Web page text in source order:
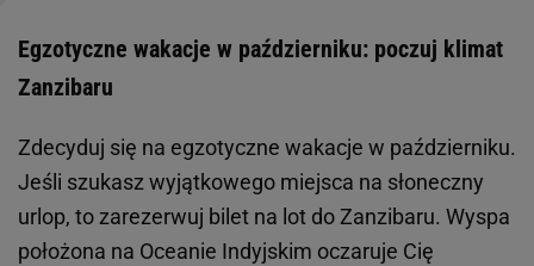
Egzotyczne wakacje w październiku: poczuj klimat
Zanzibaru
Zdecyduj się na egzotyczne wakacje w październiku.
Jeśli szukasz wyjątkowego miejsca na słoneczny
urlop, to zarezerwuj bilet na lot do Zanzibaru. Wyspa
położona na Oceanie Indyjskim oczaruje Cię